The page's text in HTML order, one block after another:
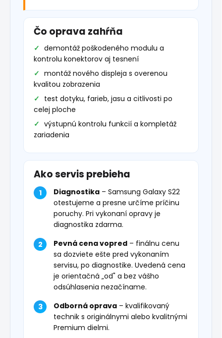
Čo oprava zahŕňa
demontáž poškodeného modulu a
kontrolu konektorov aj tesnení
montáž nového displeja s overenou
kvalitou zobrazenia
test dotyku, farieb, jasu a citlivosti po
celej ploche
výstupnú kontrolu funkcií a kompletáž
zariadenia
Ako servis prebieha
Diagnostika – Samsung Galaxy S22
otestujeme a presne určíme príčinu
poruchy. Pri vykonaní opravy je
diagnostika zdarma.
Pevná cena vopred – finálnu cenu
sa dozviete ešte pred vykonaním
servisu, po diagnostike. Uvedená cena
je orientačná „od" a bez vášho
odsúhlasenia nezačíname.
Odborná oprava – kvalifikovaný
technik s originálnymi alebo kvalitnými
Premium dielmi.